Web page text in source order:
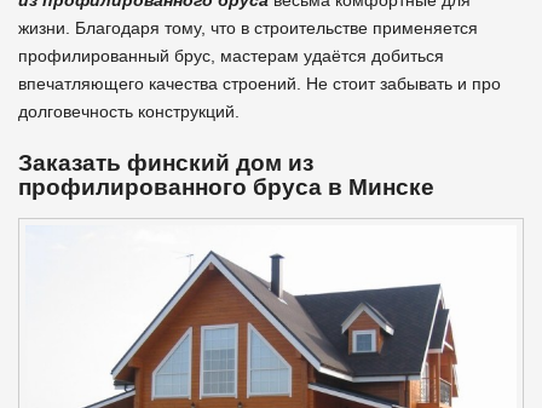
жизни. Благодаря тому, что в строительстве применяется
профилированный брус, мастерам удаётся добиться
впечатляющего качества строений. Не стоит забывать и про
долговечность конструкций.
Заказать финский дом из
профилированного бруса в Минске